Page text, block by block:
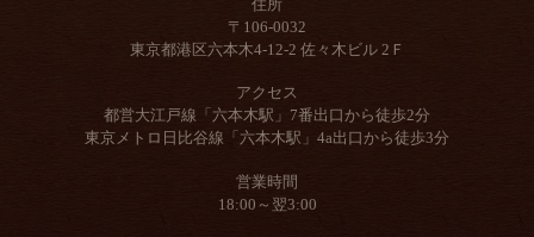
住所
〒106-0032
東京都港区六本木4-12-2 佐々木ビル 2Ｆ
アクセス
都営大江戸線「六本木駅」7番出口から徒歩2分
東京メトロ日比谷線「六本木駅」4a出口から徒歩3分
営業時間
18:00～翌3:00